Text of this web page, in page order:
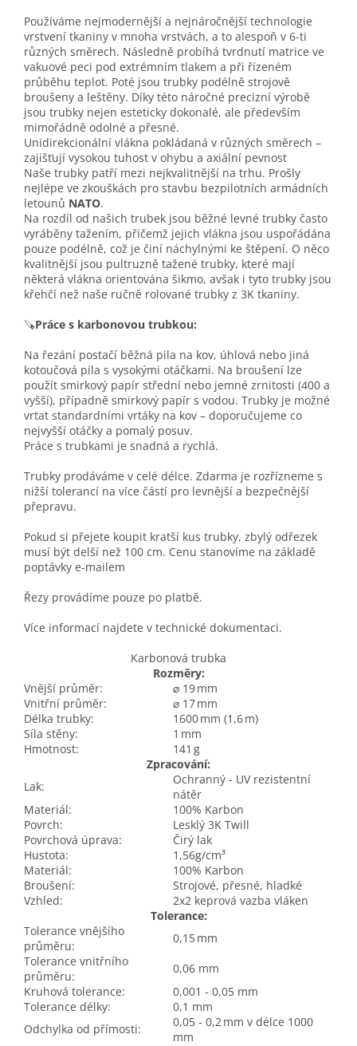
Používáme nejmodernější a nejnáročnější technologie
vrstvení tkaniny v mnoha vrstvách, a to alespoň v 6-ti
různých směrech. Následně probíhá tvrdnutí matrice ve
vakuové peci pod extrémním tlakem a při řízeném
průběhu teplot. Poté jsou trubky podélně strojově
broušeny a leštěny. Díky této náročné precizní výrobě
jsou trubky nejen esteticky dokonalé, ale především
mimořádně odolné a přesné.
Unidirekcionální vlákna pokládaná v různých směrech –
zajišťují vysokou tuhost v ohybu a axiální pevnost
Naše trubky patří mezi nejkvalitnější na trhu. Prošly
nejlépe ve zkouškách pro stavbu bezpilotních armádních
letounů NATO.
Na rozdíl od našich trubek jsou běžné levné trubky často
vyráběny tažením, přičemž jejich vlákna jsou uspořádána
pouze podélně, což je činí náchylnými ke štěpení. O něco
kvalitnější jsou pultruzně tažené trubky, které mají
některá vlákna orientována šikmo, avšak i tyto trubky jsou
křehčí než naše ručně rolované trubky z 3K tkaniny.
🪚Práce s karbonovou trubkou:
Na řezání postačí běžná pila na kov, úhlová nebo jiná
kotoučová pila s vysokými otáčkami. Na broušení lze
použít smirkový papír střední nebo jemné zrnitosti (400 a
vyšší), případně smirkový papír s vodou. Trubky je možné
vrtat standardními vrtáky na kov – doporučujeme co
nejvyšší otáčky a pomalý posuv.
Práce s trubkami je snadná a rychlá.
Trubky prodáváme v celé délce. Zdarma je rozřízneme s
nižší tolerancí na více částí pro levnější a bezpečnější
přepravu.
Pokud si přejete koupit kratší kus trubky, zbylý odřezek
musí být delší než 100 cm. Cenu stanovíme na základě
poptávky e-mailem
Řezy provádíme pouze po platbě.
Více informací najdete v technické dokumentaci.
Karbonová trubka
Rozměry:
Vnější průměr:
⌀ 19 mm
Vnitřní průměr:
⌀ 17 mm
Délka trubky:
1600 mm (1,6 m)
Síla stěny:
1 mm
Hmotnost:
141 g
Zpracování:
Lak:
Ochranný - UV rezistentní
nátěr
Materiál:
100% Karbon
Povrch:
Lesklý 3K Twill
Povrchová úprava:
Čirý lak
Hustota:
1,56g/cm³
Materiál:
100% Karbon
Broušení:
Strojové, přesné, hladké
Vzhled:
2x2 keprová vazba vláken
Tolerance:
Tolerance vnějšího
průměru:
0,15 mm
Tolerance vnitřního
průměru:
0,06 mm
Kruhová tolerance:
0,001 - 0,05 mm
Tolerance délky:
0,1 mm
Odchylka od přímosti:
0,05 - 0,2 mm v délce 1000
mm